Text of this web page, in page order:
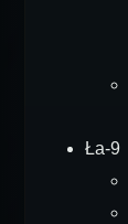
Ła-9